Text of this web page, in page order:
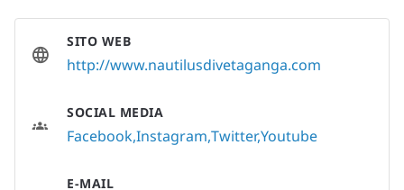
SITO WEB
http://www.nautilusdivetaganga.com
SOCIAL MEDIA
FacebookInstagram TwitterYoutube
E-MAIL